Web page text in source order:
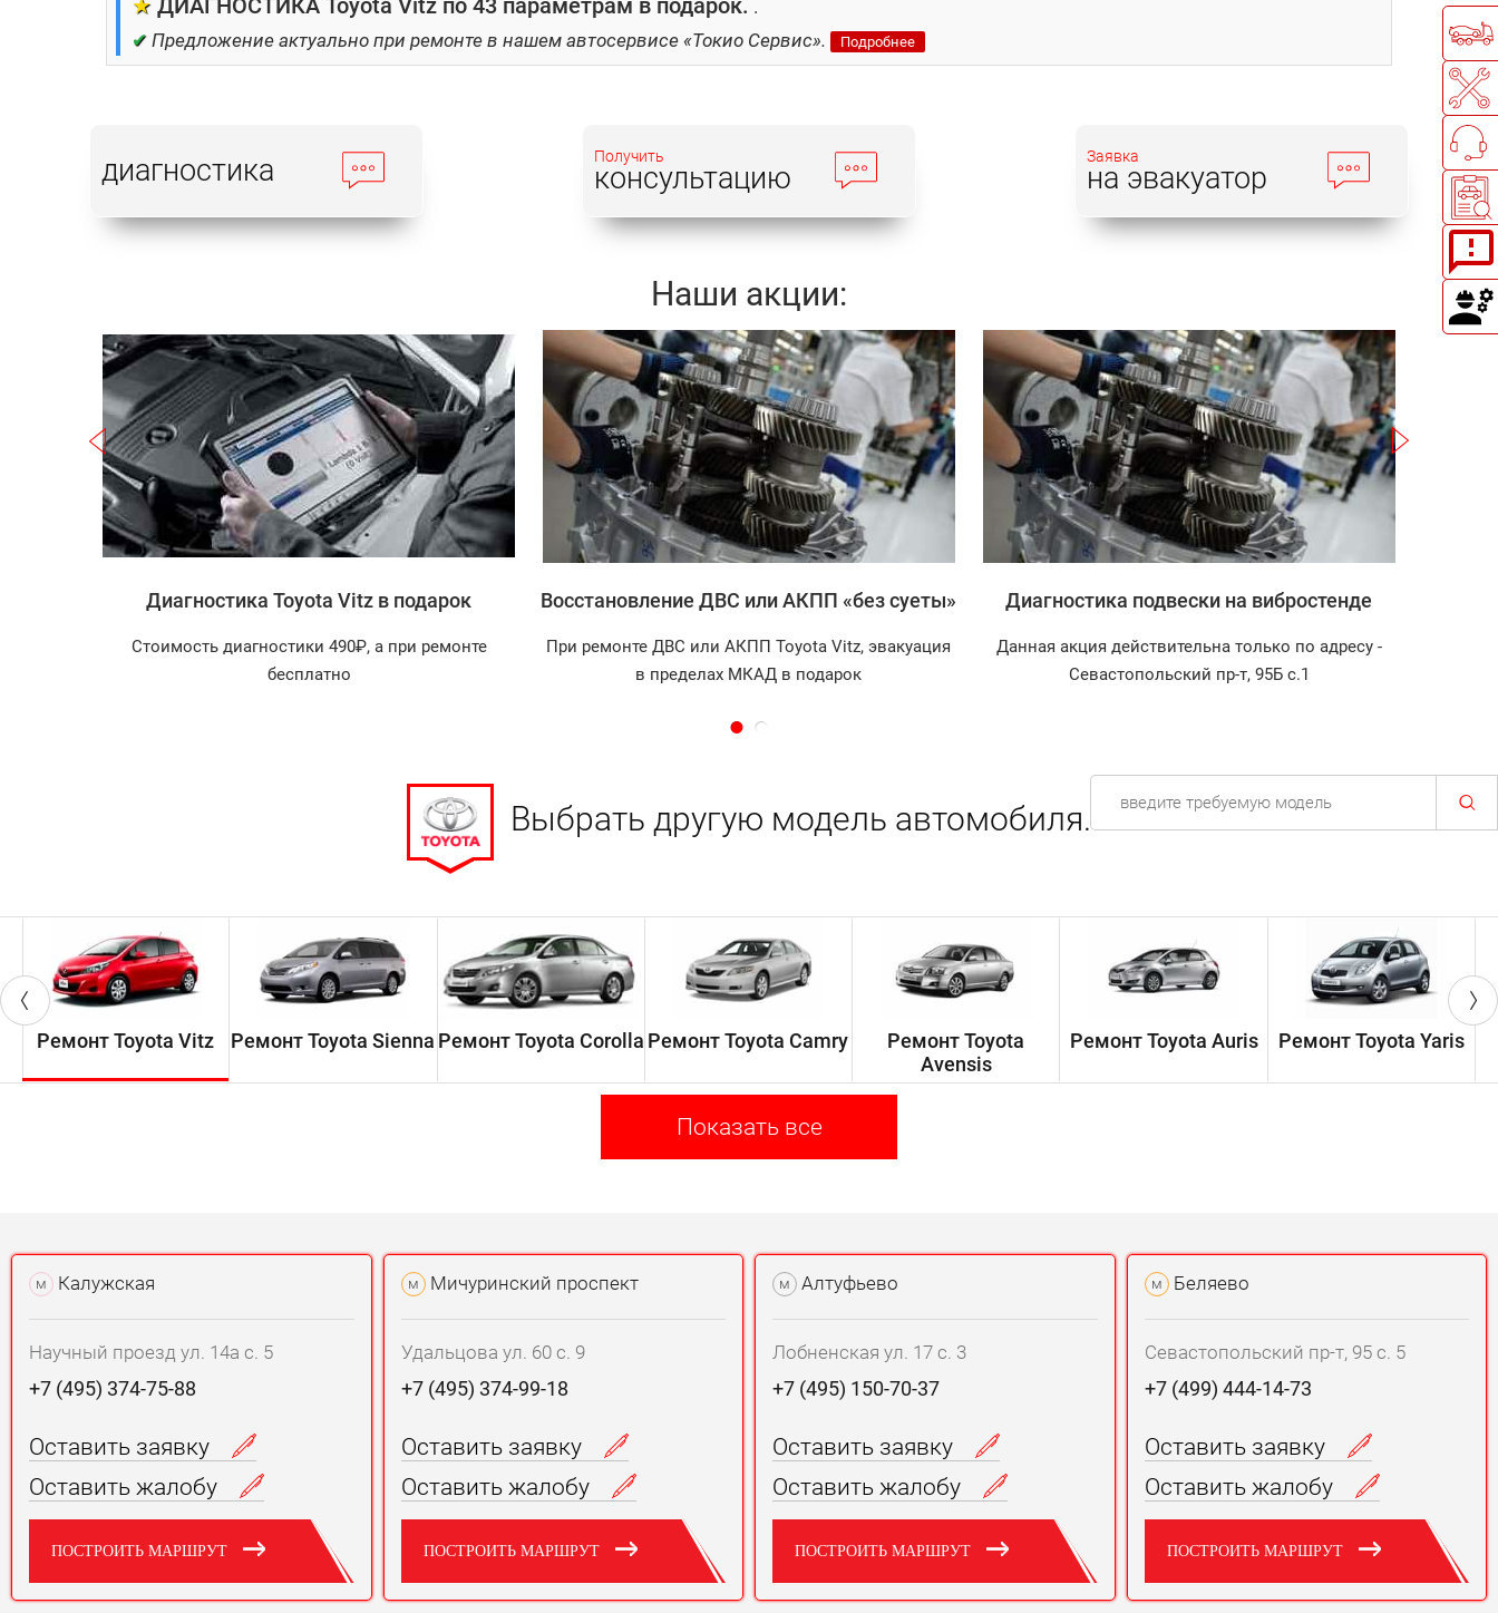
★ ДИАГНОСТИКА Toyota Vitz по 43 параметрам в подарок. .
✔ Предложение актуально при ремонте в нашем автосервисе «Токио Сервис». Подробнее
диагностика Получить
консультацию
Заявка
на эвакуатор
Наши акции:
Записаться
Диагностика Toyota Vitz в подарок
Стоимость диагностики 490₽, а при ремонте
бесплатно
Записаться
Восстановление ДВС или АКПП «без суеты»
При ремонте ДВС или АКПП Toyota Vitz, эвакуация
в пределах МКАД в подарок
Записаться
Диагностика подвески на вибростенде
Данная акция действительна только по адресу -
Севастопольский пр-т, 95Б с.1
Выбрать другую модель автомобиля.
Ремонт Toyota Vitz Ремонт Toyota Sienna Ремонт Toyota Corolla Ремонт Toyota Camry
Ремонт Toyota
Avensis
Ремонт Toyota Auris Ремонт Toyota Yaris
Показать все
м Калужская
Научный проезд ул. 14а с. 5
+7 (495) 374-75-88
Оставить заявку
Оставить жалобу
ПОСТРОИТЬ МАРШРУТ
м Мичуринский проспект
Удальцова ул. 60 с. 9
+7 (495) 374-99-18
Оставить заявку
Оставить жалобу
ПОСТРОИТЬ МАРШРУТ
м Алтуфьево
Лобненская ул. 17 с. 3
+7 (495) 150-70-37
Оставить заявку
Оставить жалобу
ПОСТРОИТЬ МАРШРУТ
м Беляево
Севастопольский пр-т, 95 с. 5
+7 (499) 444-14-73
Оставить заявку
Оставить жалобу
ПОСТРОИТЬ МАРШРУТ